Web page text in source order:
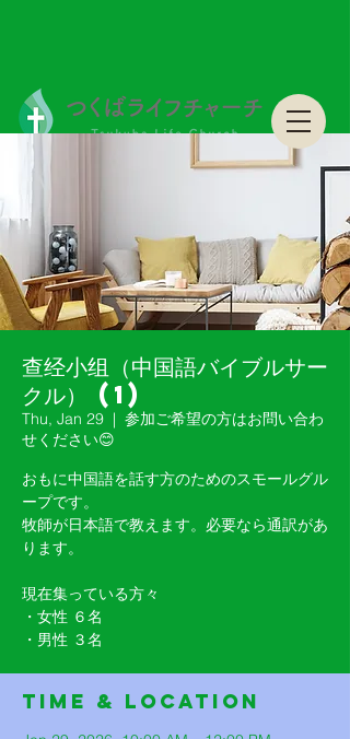
つくばライフチャーチ Tsukuba Life Church
つくばライフチャーチ Tsukuba Life Church
查经小组（中国語バイブルサー
クル） (1)
Thu, Jan 29
  |
参加ご希望の方はお問い合わ
せください😊
おもに中国語を話す方のためのスモールグル
ープです。
牧師が日本語で教えます。必要なら通訳があ
ります。
現在集っている方々
・女性 ６名
・男性 ３名
Time & Location